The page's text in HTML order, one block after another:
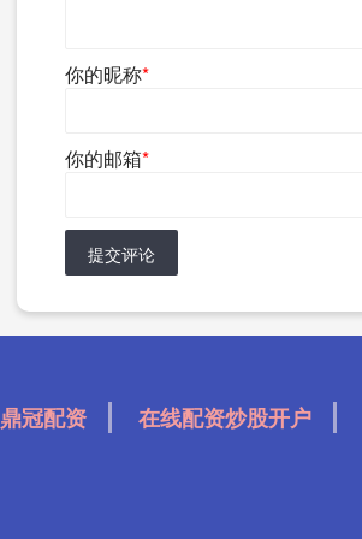
你的昵称*
你的邮箱*
提交评论
鼎冠配资 在线配资炒股开户